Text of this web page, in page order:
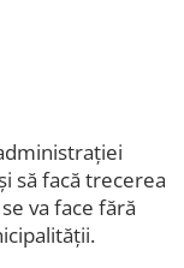
să facă trecerea
va face fără